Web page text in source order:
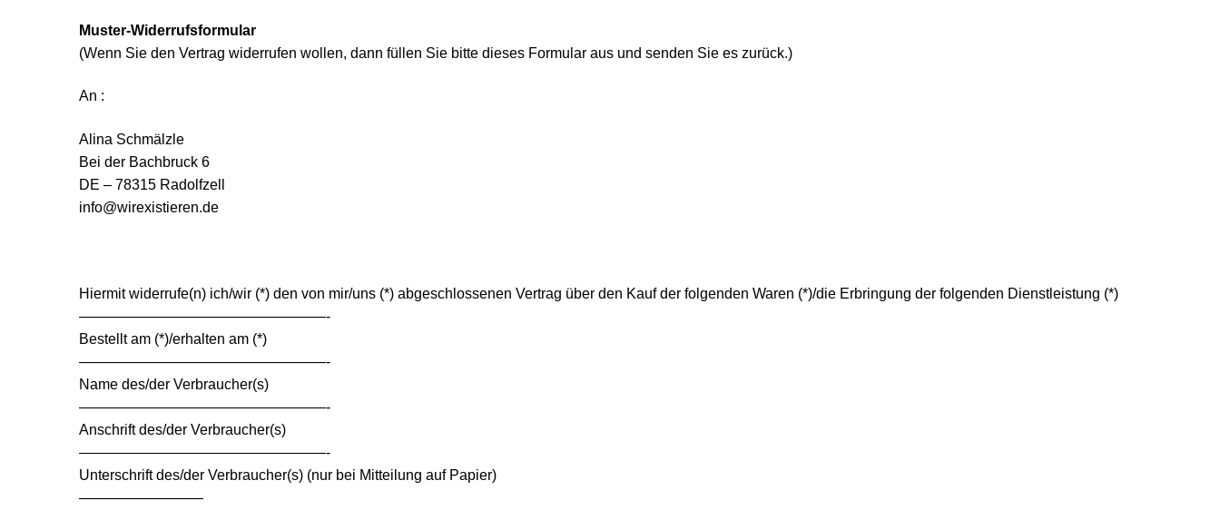
Muster-Widerrufsformular
(Wenn Sie den Vertrag widerrufen wollen, dann füllen Sie bitte dieses Formular aus und senden Sie es zurück.)
An :
Alina Schmälzle
Bei der Bachbruck 6
DE – 78315 Radolfzell
info@wirexistieren.de
Hiermit widerrufe(n) ich/wir (*) den von mir/uns (*) abgeschlossenen Vertrag über den Kauf der folgenden Waren (*)/die Erbringung der folgenden Dienstleistung (*)
—————————————————-
Bestellt am (*)/erhalten am (*)
—————————————————-
Name des/der Verbraucher(s)
—————————————————-
Anschrift des/der Verbraucher(s)
—————————————————-
Unterschrift des/der Verbraucher(s) (nur bei Mitteilung auf Papier)
————————–